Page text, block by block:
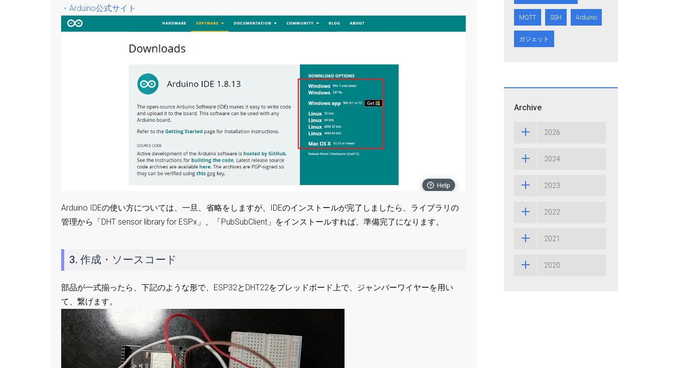
・Arduino公式サイト
Arduino IDEの使い方については、一旦、省略をしますが、IDEのインストールが完了しましたら、ライブラリの
管理から「DHT sensor library for ESPx」、「PubSubClient」をインストールすれば、準備完了になります。
3. 作成・ソースコード
部品が一式揃ったら、下記のような形で、ESP32とDHT22をブレッドボード上で、ジャンパーワイヤーを用い
て、繋げます。
MQTT SSH Arduino
ガジェット
Archive
2026
2024
2023
2022
2021
2020